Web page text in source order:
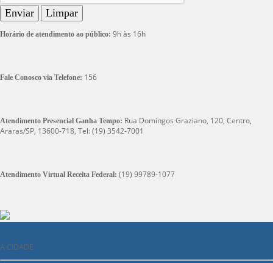
Enviar
Horário de atendimento ao público: 9h às 16h
Fale Conosco via Telefone: 156
Atendimento Presencial Ganha Tempo: Rua Domingos Graziano, 120, Centro,
Araras/SP, 13600-718, Tel: (19) 3542-7001
Atendimento Virtual Receita Federal: (19) 99789-1077
A CIDADE